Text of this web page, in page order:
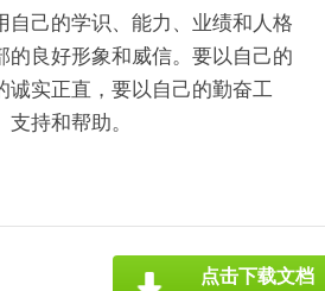
自己的学识、能力、业绩和人格
的良好形象和威信。要以自己的
诚实正直，要以自己的勤奋工
持和帮助。
点击下载文档